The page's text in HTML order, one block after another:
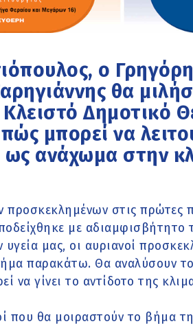
ο
θα
Δημοτικό
μπορεί να
ως ανάχωμα στην
προσκεκλημένων στις πρώτες
με αδιαμφισβήτητο
υγεία μας, οι αυριανοί
παρακάτω. Θα αναλύσουν
να γίνει το αντίδοτο της
που θα μοιραστούν το βήμα